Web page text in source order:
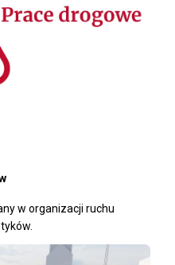
w organizacji ruchu